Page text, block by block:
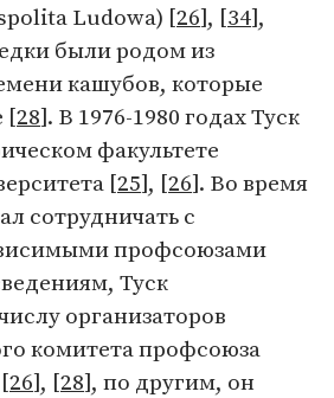
Ludowa) [26], [34],
были родом из
кашубов, которые
[28]. В 1976-1980 годах Туск
факультете
[25], [26]. Во время
сотрудничать с
профсоюзами
Туск
организаторов
комитета профсоюза
26], [28], по другим, он